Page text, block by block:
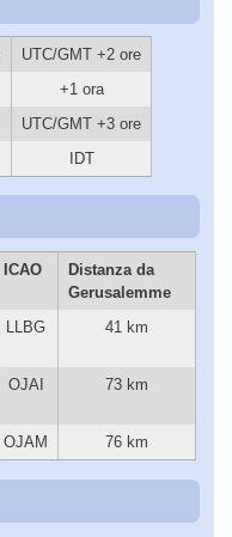
UTC/GMT +2 ore
+1 ora
UTC/GMT +3 ore
IDT
ICAO
Distanza da
Gerusalemme
LLBG 41 km
OJAI 73 km
OJAM 76 km